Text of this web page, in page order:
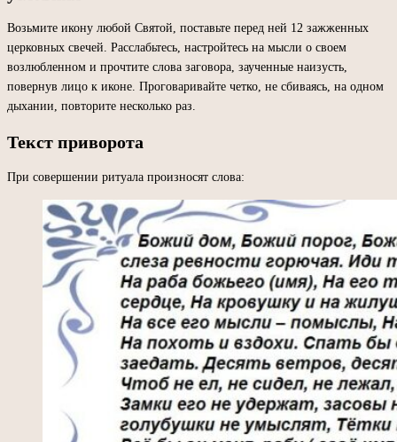
Возьмите икону любой Святой, поставьте перед ней 12 зажженных
церковных свечей. Расслабьтесь, настройтесь на мысли о своем
возлюбленном и прочтите слова заговора, заученные наизусть,
повернув лицо к иконе. Проговаривайте четко, не сбиваясь, на одном
дыхании, повторите несколько раз.
Текст приворота
При совершении ритуала произносят слова: